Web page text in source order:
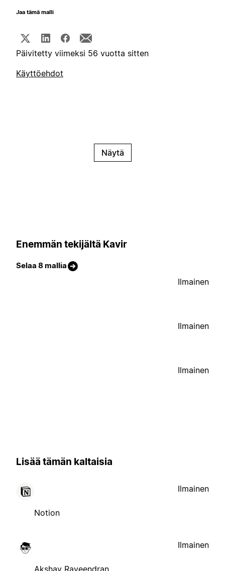
Jaa tämä malli
Päivitetty viimeksi 56 vuotta sitten
Käyttöehdot
Näytä
Enemmän tekijältä Kavir
Selaa 8 mallia
Ilmainen
Ilmainen
Ilmainen
Lisää tämän kaltaisia
Notion
Ilmainen
Akshay Raveendran
Ilmainen